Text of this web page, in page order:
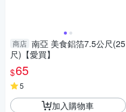
商店 南亞 美食鋁箔7.5公尺(25
尺)【愛買】
$65
5
加入購物車